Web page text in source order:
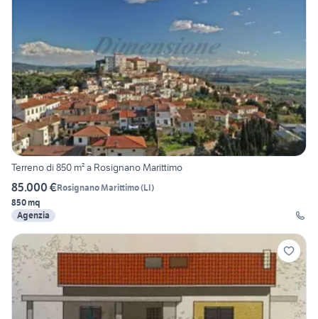
Terreno di 850 m² a Rosignano Marittimo
85.000 €Rosignano Marittimo(LI)
850 mq
Agenzia